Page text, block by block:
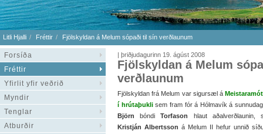
Litli Hjalli Fréttir Fjölskyldan á Melum sópaði til sín verðlaunum
Forsíða
Fréttir
Yfirlit yfir veðrið
Myndir
Tenglar
Atburðir
| þriðjudagurinn 19. ágúst 2008
Fjölskyldan á Melum
verðlaunum
Fjölskyldan frá Melum var sigursæl á
í hrútaþuklisem fram fór á Hólmavík á
BjörnbóndiTorfason
hlaut aðalverðlaunin,
Kristján Albertsson á Melum II hefur unnið